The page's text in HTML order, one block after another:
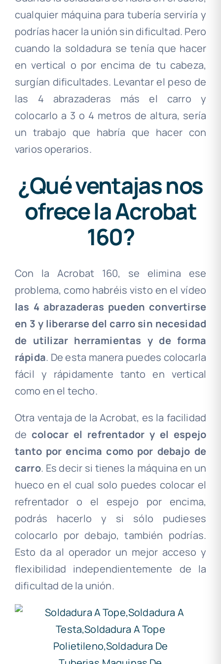
cualquier máquina para tubería serviría y
podrías hacer la unión sin dificultad. Pero
cuando la soldadura se tenía que hacer
en vertical o por encima de tu cabeza,
surgían dificultades. Levantar el peso de
las 4 abrazaderas más el carro y
colocarlo a 3 o 4 metros de altura, sería
un trabajo que habría que hacer con
varios operarios.
¿Qué ventajas nos
ofrece la Acrobat
160?
Con la Acrobat 160, se elimina ese
problema, como habréis visto en el vídeo
las 4 abrazaderas pueden convertirse
en 3 y liberarse del carro sin necesidad
de utilizar herramientas y de forma
rápida. De esta manera puedes colocarla
fácil y rápidamente tanto en vertical
como en el techo.
Otra ventaja de la Acrobat, es la facilidad
decolocar el refrentador y el espejo
tanto por encima como por debajo de
carro. Es decir si tienes la máquina en un
hueco en el cual solo puedes colocar el
refrentador o el espejo por encima,
podrás hacerlo y si sólo pudieses
colocarlo por debajo, también podrías.
Esto da al operador un mejor acceso y
flexibilidad independientemente de la
dificultad de la unión.